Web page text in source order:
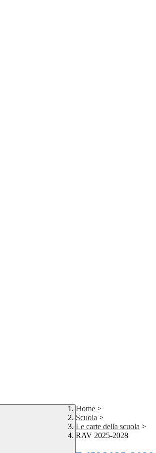
Home >
Scuola >
Le carte della scuola >
RAV 2025-2028